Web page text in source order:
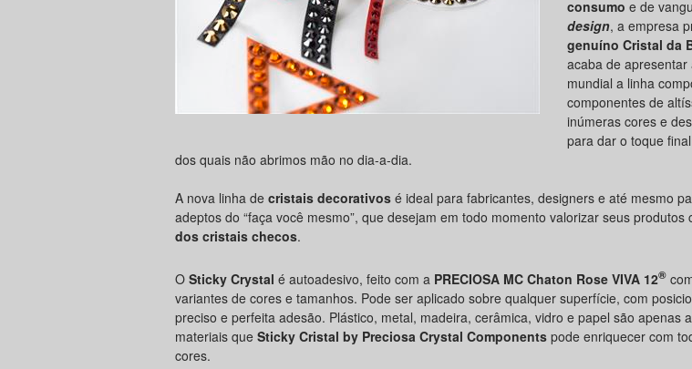
consumo e de
design, a empresa
genuíno Cristal da
acaba de apresentar
mundial a linha
componentes de
inúmeras cores e
para dar o toque
dos quais não abrimos mão no dia-a-dia.
A nova linha de cristais decorativos é ideal para fabricantes, designers e até mesmo
adeptos do “faça você mesmo”, que desejam em todo momento valorizar seus produtos
dos cristais checos.
O Sticky Crystal é autoadesivo, feito com a PRECIOSA MC Chaton Rose VIVA 12®
variantes de cores e tamanhos. Pode ser aplicado sobre qualquer superfície, com
preciso e perfeita adesão. Plástico, metal, madeira, cerâmica, vidro e papel são apenas
materiais que Sticky Cristal by Preciosa Crystal Components pode enriquecer com
cores.